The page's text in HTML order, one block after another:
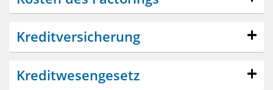
Kreditversicherung
Kreditwesengesetz